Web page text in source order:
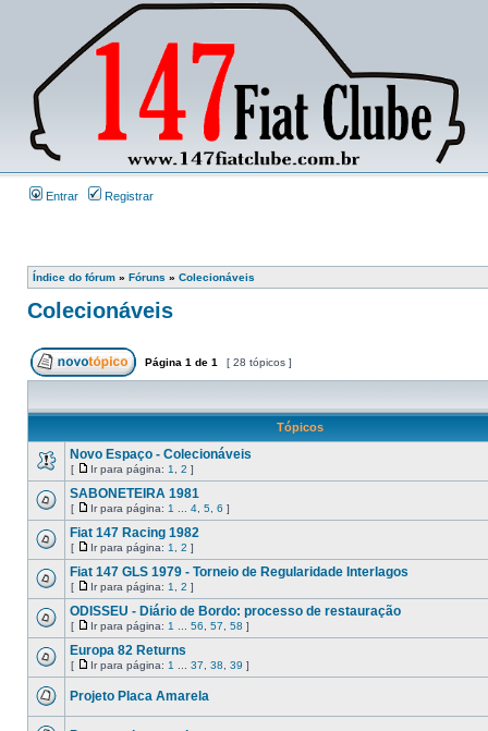
Entrar Registrar
Índice do fórum » Fóruns » Colecionáveis
Colecionáveis
Página 1 de 1 [ 28 tópicos ]
Tópicos
Novo Espaço - Colecionáveis
[ Ir para página: 1 2 ]
SABONETEIRA 1981
[ Ir para página: 1 4 5 6 ]
Fiat 147 Racing 1982
[ Ir para página: 1 2 ]
Fiat 147 GLS 1979 - Torneio de Regularidade Interlagos
[ Ir para página: 1 2 ]
ODISSEU - Diário de Bordo: processo de restauração
[ Ir para página: 1 56 57 58 ]
Europa 82 Returns
[ Ir para página: 1 37 38 39 ]
Projeto Placa Amarela